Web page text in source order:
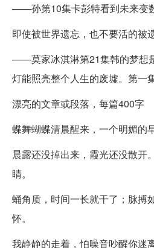
——孙第10集卡彭特看到未来变
即使被世界遗忘，也不要活的被遗
——莫家冰淇淋第21集韩的梦想
灯能照亮整个人生的废墟。第一
漂亮的文章或段落，每篇400字
蝶舞蝴蝶清晨醒来，一个明媚的早
晨露还没掉出来，霞光还没散开
睛。
蛹角质，时间一长就干了；脉搏
怀。
我静静的走着，怕噪音吵醒你迷